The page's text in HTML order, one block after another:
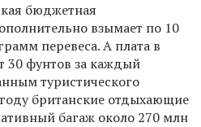
бюджетная
взымает по 10
перевеса. А плата в
30 фунтов за каждый
туристического
британские отдыхающие
багаж около 270 млн